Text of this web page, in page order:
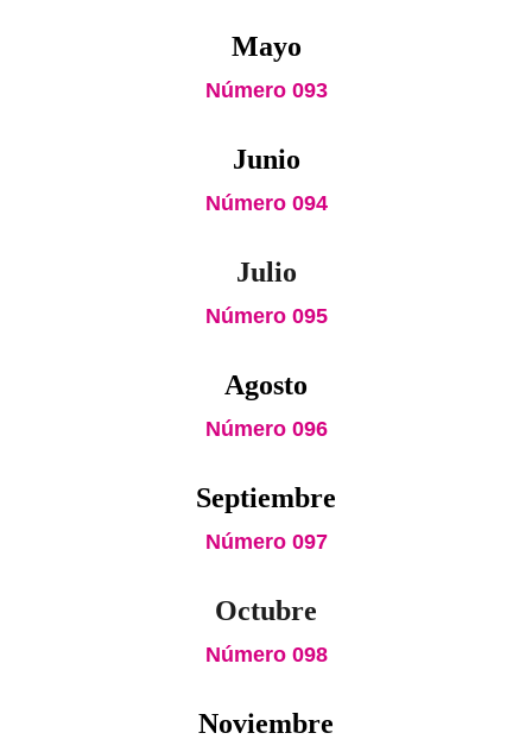
Mayo
Número 093
Junio
Número 094
Julio
Número 095
Agosto
Número 096
Septiembre
Número 097
Octubre
Número 098
Noviembre